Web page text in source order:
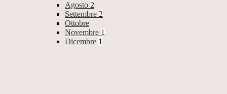
Agosto 2
Settembre 2
Ottobre
Novembre 1
Dicembre 1